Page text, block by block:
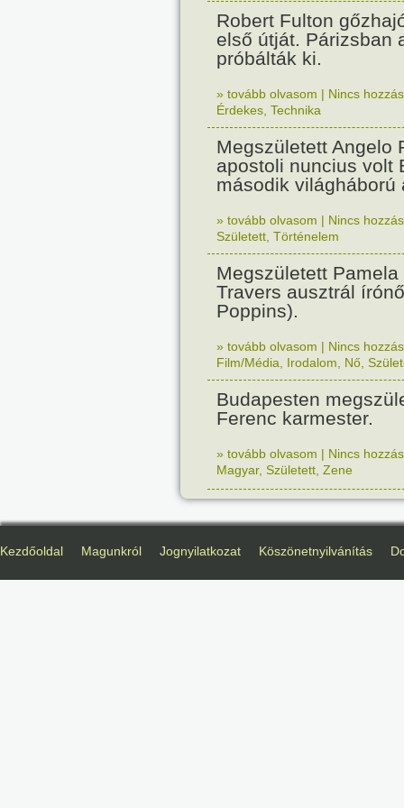
Robert Fulton
első útját. Párizsban
próbálták ki.
» tovább olvasom | Nincs
Érdekes Technika
Megszületett Angelo
apostoli nuncius volt
második világháború
» tovább olvasom | Nincs
Született Történelem
Megszületett Pamela
Travers ausztrál
Poppins).
» tovább olvasom | Nincs
Film/Média
Irodalom Nő
Budapesten
Ferenc karmester.
» tovább olvasom | Nincs
Magyar, Született Zene
Kezdőoldal Magunkról Jognyilatkozat Köszönetnyilvánítás